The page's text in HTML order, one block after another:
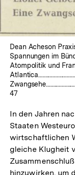
Dean Acheson
Spannungen im
Atompolitik und
47
In den Jahren
Staaten
wirtschaftlichen
gleiche Klugheit
hinzuwirken, um